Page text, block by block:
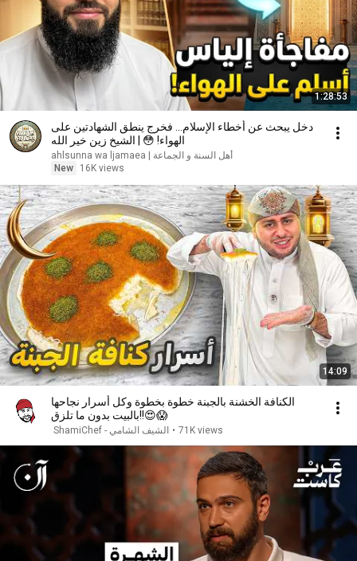
1:28:53
دخل يبحث عن أخطاء الإسلام... فخرج ينطق الشهادتين على
الهواء! 😳 | الشيخ زين خير الله
ahlsunna wa ljamaea | أهل السنة و الجماعة
New
16K views
14:09
الكنافة الخشنة بالجبنة خطوة بخطوة وكل أسرار نجاحها
بالبيت بدون ما تلزق!!😍😱
الشيف الشامي - ShamiChef • 71K views